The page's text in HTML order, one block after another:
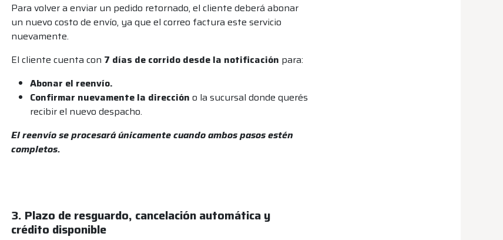
Para volver a enviar un pedido retornado, el cliente deberá abonar
un nuevo costo de envío, ya que el correo factura este servicio
nuevamente.
El cliente cuenta con 7 días de corrido desde la notificación para:
Abonar el reenvío.
Confirmar nuevamente la dirección o la sucursal donde querés
recibir el nuevo despacho.
El reenvío se procesará únicamente cuando ambos pasos estén
completos.
3. Plazo de resguardo, cancelación automática y
crédito disponible